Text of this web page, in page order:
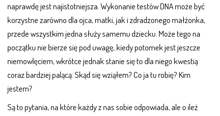
naprawdę jest najistotniejsza. Wykonanie testów DNA może być
korzystne zarówno dla ojca, matki, jak i zdradzonego małżonka,
przede wszystkim jedna służy samemu dziecku. Może tego na
początku nie bierze się pod uwagę, kiedy potomek jest jeszcze
niemowlęciem, wkrótce jednak stanie się to dla niego kwestią
coraz bardziej palącą. Skąd się wziąłem? Co ja tu robię? Kim
jestem?
Są to pytania, na które każdy z nas sobie odpowiada, ale o ileż